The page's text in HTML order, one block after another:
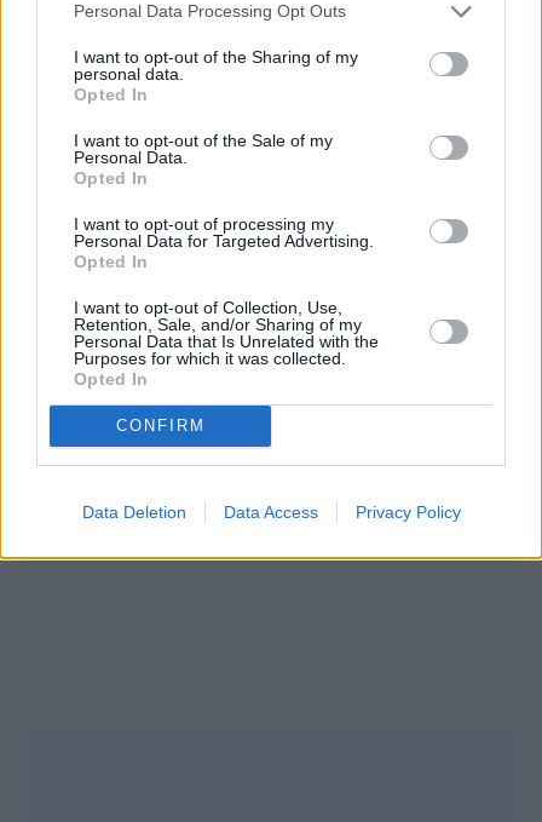
Personal Data Processing Opt Outs
I want to opt-out of the Sharing of my
personal data.
Opted In
I want to opt-out of the Sale of my
Personal Data.
Opted In
I want to opt-out of processing my
Personal Data for Targeted Advertising.
Opted In
I want to opt-out of Collection, Use,
Retention, Sale, and/or Sharing of my
Personal Data that Is Unrelated with the
Purposes for which it was collected.
Opted In
CONFIRM
Data Deletion Data Access Privacy Policy
Τζεφ Μοντάνα: «Κανένας δεν μπορεί
να σου πει ποιος είσαι»